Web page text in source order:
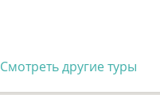
Смотреть другие туры